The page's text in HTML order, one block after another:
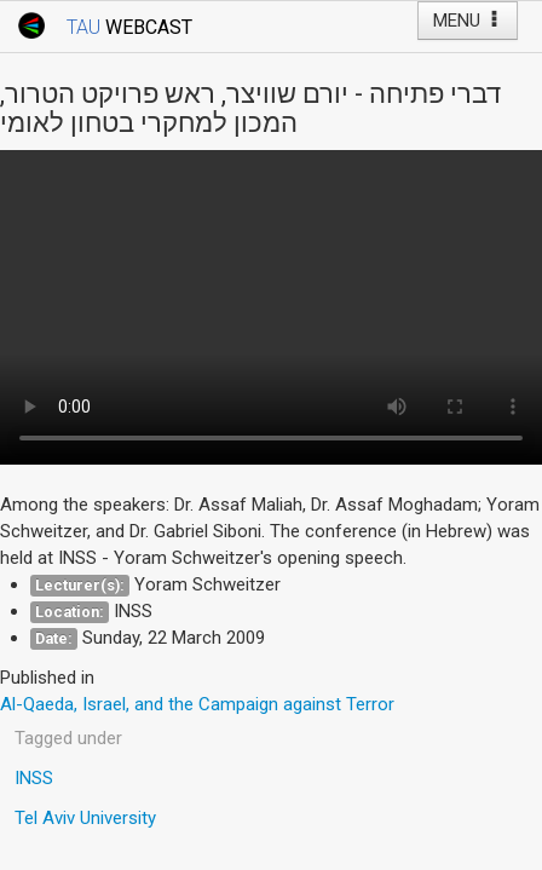
MENU
TAU WEBCAST
Webcast: Courses
Tel Aviv University
דברי פתיחה - יורם שוויצר, ראש פרויקט הטרור,
המכון למחקרי בטחון לאומי
Among the speakers: Dr. Assaf Maliah, Dr. Assaf Moghadam; Yoram
Schweitzer, and Dr. Gabriel Siboni. The conference (in Hebrew) was
held at INSS - Yoram Schweitzer's opening speech.
Lecturer(s): Yoram Schweitzer
Location: INSS
Date: Sunday, 22 March 2009
Published in
Al-Qaeda, Israel, and the Campaign against Terror
Tagged under
INSS
Tel Aviv University